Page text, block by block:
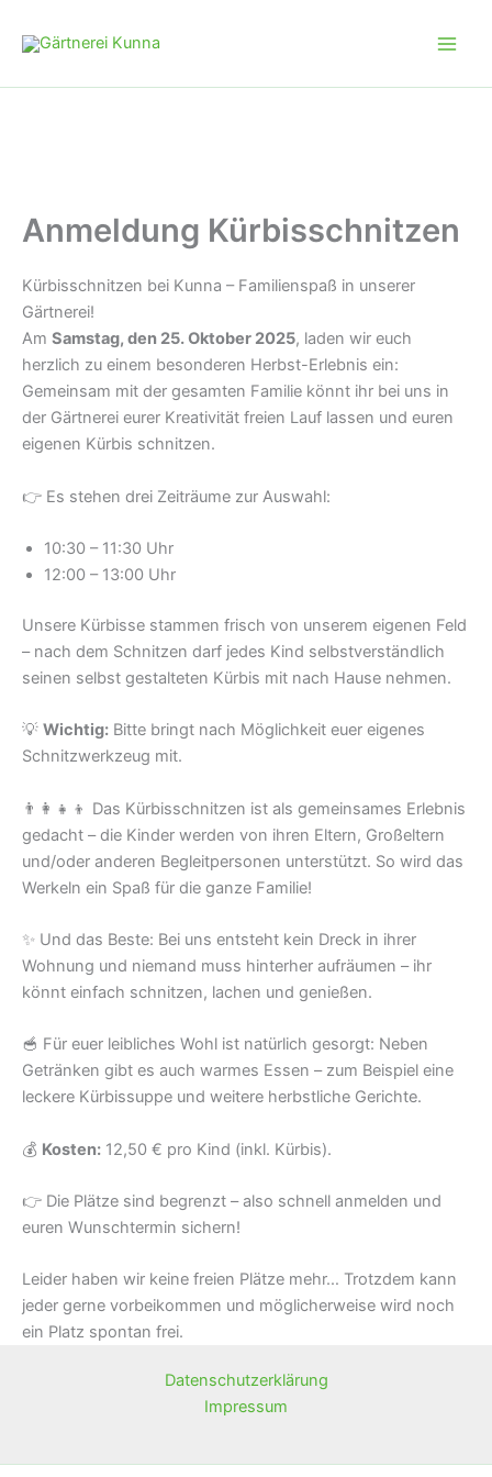
Inhalt
Anmeldung Kürbisschnitzen
Kürbisschnitzen bei Kunna – Familienspaß in unserer
Gärtnerei!
Am Samstag, den 25. Oktober 2025, laden wir euch
herzlich zu einem besonderen Herbst-Erlebnis ein:
Gemeinsam mit der gesamten Familie könnt ihr bei uns in
der Gärtnerei eurer Kreativität freien Lauf lassen und euren
eigenen Kürbis schnitzen.
👉 Es stehen drei Zeiträume zur Auswahl:
10:30 – 11:30 Uhr
12:00 – 13:00 Uhr
Unsere Kürbisse stammen frisch von unserem eigenen Feld
– nach dem Schnitzen darf jedes Kind selbstverständlich
seinen selbst gestalteten Kürbis mit nach Hause nehmen.
💡 Wichtig: Bitte bringt nach Möglichkeit euer eigenes
Schnitzwerkzeug mit.
👨‍👩‍👧‍👦 Das Kürbisschnitzen ist als gemeinsames Erlebnis
gedacht – die Kinder werden von ihren Eltern, Großeltern
und/oder anderen Begleitpersonen unterstützt. So wird das
Werkeln ein Spaß für die ganze Familie!
✨ Und das Beste: Bei uns entsteht kein Dreck in ihrer
Wohnung und niemand muss hinterher aufräumen – ihr
könnt einfach schnitzen, lachen und genießen.
🥣 Für euer leibliches Wohl ist natürlich gesorgt: Neben
Getränken gibt es auch warmes Essen – zum Beispiel eine
leckere Kürbissuppe und weitere herbstliche Gerichte.
💰 Kosten: 12,50 € pro Kind (inkl. Kürbis).
👉 Die Plätze sind begrenzt – also schnell anmelden und
euren Wunschtermin sichern!
Leider haben wir keine freien Plätze mehr… Trotzdem kann
jeder gerne vorbeikommen und möglicherweise wird noch
ein Platz spontan frei.
Datenschutzerklärung
Impressum